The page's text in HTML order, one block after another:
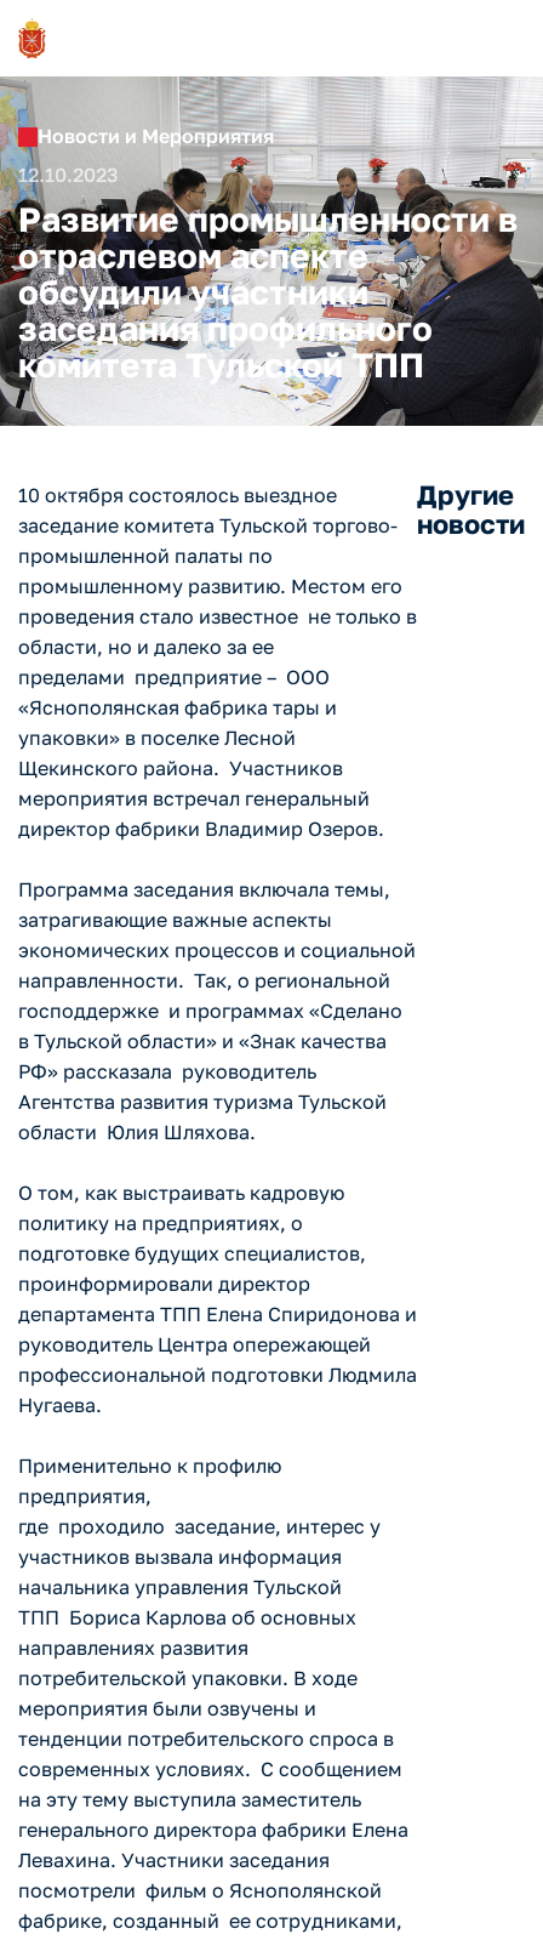
Новости и Мероприятия
12.10.2023
Развитие промышленности в
отраслевом аспекте
обсудили участники
заседания профильного
комитета Тульской ТПП
10 октября состоялось выездное
заседание комитета Тульской торгово-
промышленной палаты по
промышленному развитию. Местом его
проведения стало известное не только в
области, но и далеко за ее
пределами предприятие – ООО
«Яснополянская фабрика тары и
упаковки» в поселке Лесной
Щекинского района. Участников
мероприятия встречал генеральный
директор фабрики Владимир Озеров.
Программа заседания включала темы,
затрагивающие важные аспекты
экономических процессов и социальной
направленности. Так, о региональной
господдержке и программах «Сделано
в Тульской области» и «Знак качества
РФ» рассказала руководитель
Агентства развития туризма Тульской
области Юлия Шляхова.
О том, как выстраивать кадровую
политику на предприятиях, о
подготовке будущих специалистов,
проинформировали директор
департамента ТПП Елена Спиридонова и
руководитель Центра опережающей
профессиональной подготовки Людмила
Нугаева.
Применительно к профилю
предприятия,
где проходило заседание, интерес у
участников вызвала информация
начальника управления Тульской
ТПП Бориса Карлова об основных
направлениях развития
потребительской упаковки. В ходе
мероприятия были озвучены и
тенденции потребительского спроса в
современных условиях. С сообщением
на эту тему выступила заместитель
генерального директора фабрики Елена
Левахина. Участники заседания
посмотрели фильм о Яснополянской
фабрике, созданный ее сотрудниками,
Другие
новости